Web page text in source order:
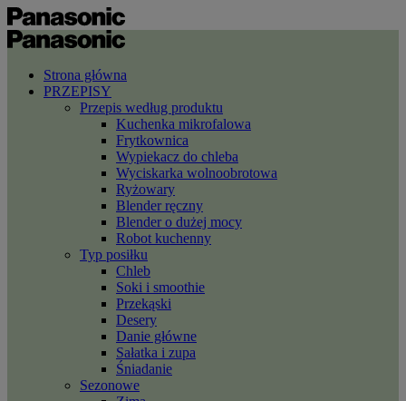
Strona główna
PRZEPISY
Przepis według produktu
Kuchenka mikrofalowa
Frytkownica
Wypiekacz do chleba
Wyciskarka wolnoobrotowa
Ryżowary
Blender ręczny
Blender o dużej mocy
Robot kuchenny
Typ posiłku
Chleb
Soki i smoothie
Przekąski
Desery
Danie główne
Sałatka i zupa
Śniadanie
Sezonowe